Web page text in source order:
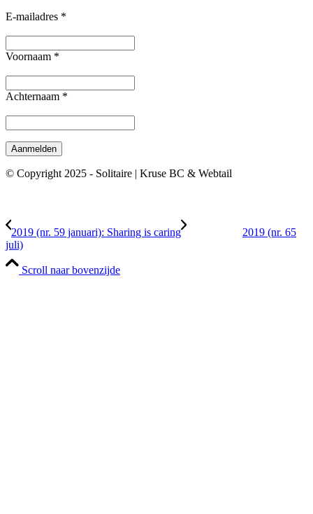
E-mailadres *
Voornaam *
Achternaam *
© Copyright 2025 - Solitaire | Kruse BC & Webtail
2019 (nr. 59 januari): Sharing is caring
2019 (nr. 65
juli)
Scroll naar bovenzijde